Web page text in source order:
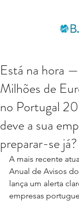
Está na hora
Milhões de
no Portugal
deve a sua
preparar-se já?
A mais recente
Anual de Avisos
lança um alerta
empresas